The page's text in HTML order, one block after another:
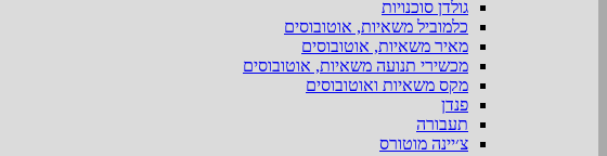
גולדן סוכנויות
כלמוביל משאיות, אוטובוסים
מאיר משאיות, אוטובוסים
מכשירי תנועה משאיות, אוטובוסים
מקס משאיות ואוטובוסים
פנדן
תעבורה
צ׳יינה מוטורס